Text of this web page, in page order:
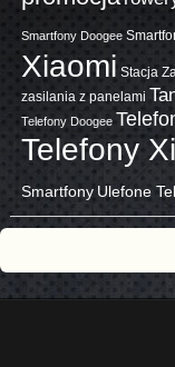
Smartfony Doogee
Xiaomi Stacja
zasilania z panelami
Telefony Doogee
Telefony
Smartfony Ulefone